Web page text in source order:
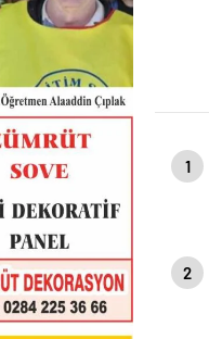
1
2